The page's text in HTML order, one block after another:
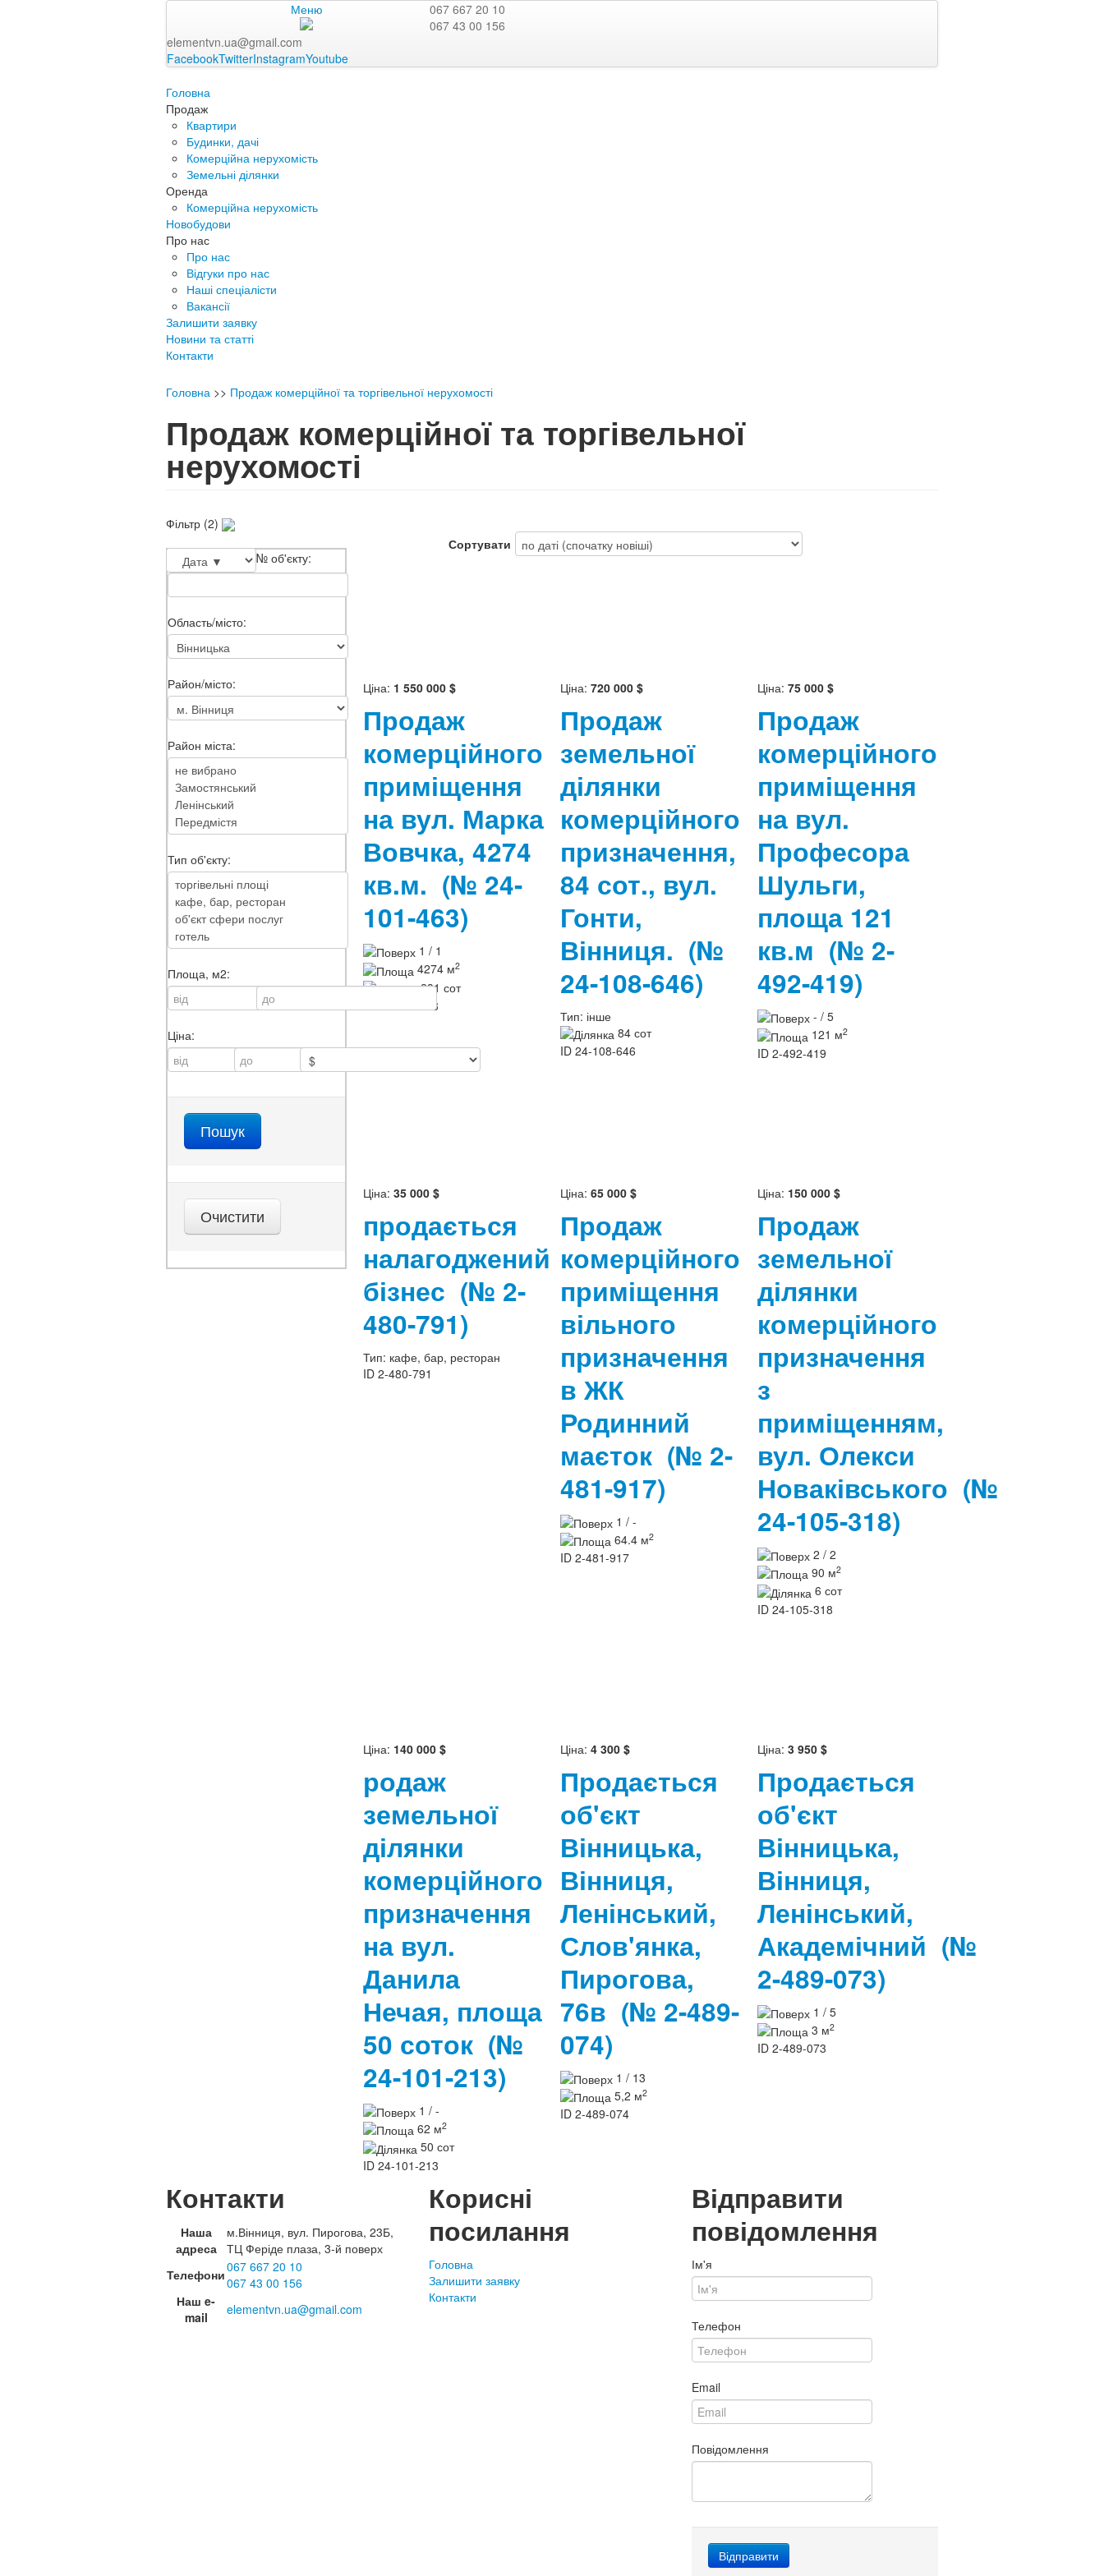
Меню
067 667 20 10
067 43 00 156
elementvn.ua@gmail.com
FacebookTwitterInstagramYoutube
Головна
Продаж
Квартири
Будинки, дачі
Комерційна нерухомість
Земельні ділянки
Оренда
Комерційна нерухомість
Новобудови
Про нас
Про нас
Відгуки про нас
Наші спеціалісти
Вакансії
Залишити заявку
Новини та статті
Контакти
Головна >> Продаж комерційної та торгівельної нерухомості
Продаж комерційної та торгівельної
нерухомості
Фільтр (2)
№ об'єкту:
Область/місто:
Район/місто:
Район міста:
Тип об'єкту:
Площа, м2:
Ціна:
Сортувати
Ціна: 1 550 000 $
Продаж
комерційного
приміщення
на вул. Марка
Вовчка, 4274
кв.м. (№ 24-
101-463)
1 / 1
4274 м2
231 сот
24-101-463
Ціна: 720 000 $
Продаж
земельної
ділянки
комерційного
призначення,
84 сот., вул.
Гонти,
Вінниця. (№
24-108-646)
Тип: інше
84 сот
ID 24-108-646
Ціна: 75 000 $
Продаж
комерційного
приміщення
на вул.
Професора
Шульги,
площа 121
кв.м (№ 2-
492-419)
- / 5
121 м2
ID 2-492-419
Ціна: 35 000 $
продається
налагоджений
бізнес (№ 2-
480-791)
Тип: кафе, бар, ресторан
ID 2-480-791
Ціна: 65 000 $
Продаж
комерційного
приміщення
вільного
призначення
в ЖК
Родинний
маєток (№ 2-
481-917)
1 / -
64.4 м2
ID 2-481-917
Ціна: 150 000 $
Продаж
земельної
ділянки
комерційного
призначення
з
приміщенням,
вул. Олекси
Новаківського (№
24-105-318)
2 / 2
90 м2
6 сот
ID 24-105-318
Ціна: 140 000 $
родаж
земельної
ділянки
комерційного
призначення
на вул.
Данила
Нечая, площа
50 соток (№
24-101-213)
1 / -
62 м2
50 сот
ID 24-101-213
Ціна: 4 300 $
Продається
об'єкт
Вінницька,
Вінниця,
Ленінський,
Слов'янка,
Пирогова,
76в (№ 2-489-
074)
1 / 13
5,2 м2
ID 2-489-074
Ціна: 3 950 $
Продається
об'єкт
Вінницька,
Вінниця,
Ленінський,
Академічний (№
2-489-073)
1 / 5
3 м2
ID 2-489-073
Контакти
Наша
адреса
м.Вінниця, вул. Пирогова, 23Б,
ТЦ Феріде плаза, 3-й поверх
Телефони067 667 20 10
067 43 00 156
Наш e-
mail
elementvn.ua@gmail.com
Корисні
посилання
Головна
Залишити заявку
Контакти
Відправити
повідомлення
Ім'я
Телефон
Email
Повідомлення